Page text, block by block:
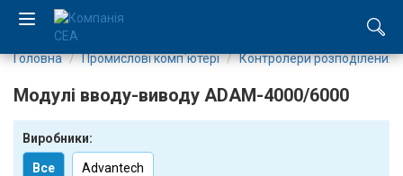
RU
Компанія
Головна Промислові комп`ютері Контролери розподілених
Модулі вводу-виводу ADAM-4000/6000
Виробники:
Все Advantech